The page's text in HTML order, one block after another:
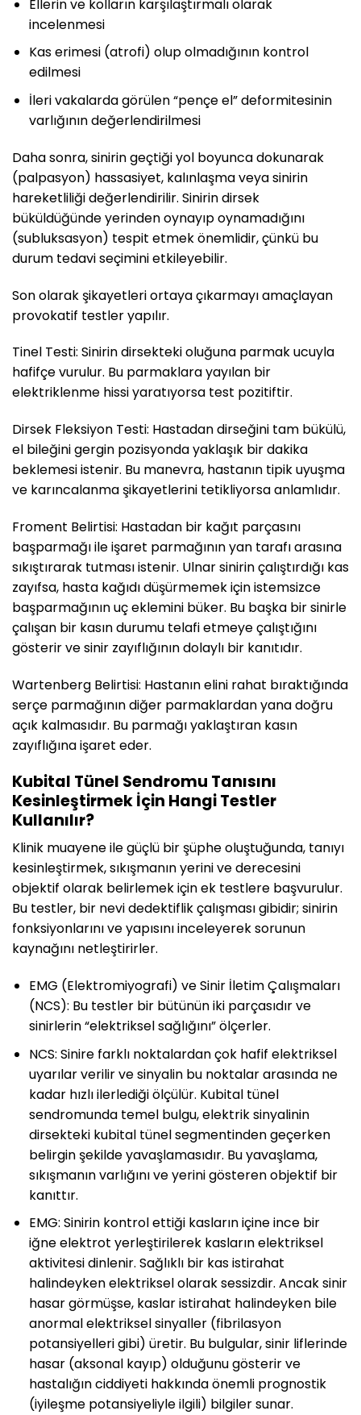
Ellerin ve kolların karşılaştırmalı olarak
incelenmesi
Kas erimesi (atrofi) olup olmadığının kontrol
edilmesi
İleri vakalarda görülen “pençe el” deformitesinin
varlığının değerlendirilmesi
Daha sonra, sinirin geçtiği yol boyunca dokunarak
(palpasyon) hassasiyet, kalınlaşma veya sinirin
hareketliliği değerlendirilir. Sinirin dirsek
büküldüğünde yerinden oynayıp oynamadığını
(subluksasyon) tespit etmek önemlidir, çünkü bu
durum tedavi seçimini etkileyebilir.
Son olarak şikayetleri ortaya çıkarmayı amaçlayan
provokatif testler yapılır.
Tinel Testi: Sinirin dirsekteki oluğuna parmak ucuyla
hafifçe vurulur. Bu parmaklara yayılan bir
elektriklenme hissi yaratıyorsa test pozitiftir.
Dirsek Fleksiyon Testi: Hastadan dirseğini tam bükülü,
el bileğini gergin pozisyonda yaklaşık bir dakika
beklemesi istenir. Bu manevra, hastanın tipik uyuşma
ve karıncalanma şikayetlerini tetikliyorsa anlamlıdır.
Froment Belirtisi: Hastadan bir kağıt parçasını
başparmağı ile işaret parmağının yan tarafı arasına
sıkıştırarak tutması istenir. Ulnar sinirin çalıştırdığı kas
zayıfsa, hasta kağıdı düşürmemek için istemsizce
başparmağının uç eklemini büker. Bu başka bir sinirle
çalışan bir kasın durumu telafi etmeye çalıştığını
gösterir ve sinir zayıflığının dolaylı bir kanıtıdır.
Wartenberg Belirtisi: Hastanın elini rahat bıraktığında
serçe parmağının diğer parmaklardan yana doğru
açık kalmasıdır. Bu parmağı yaklaştıran kasın
zayıflığına işaret eder.
Kubital Tünel Sendromu Tanısını
Kesinleştirmek İçin Hangi Testler
Kullanılır?
Klinik muayene ile güçlü bir şüphe oluştuğunda, tanıyı
kesinleştirmek, sıkışmanın yerini ve derecesini
objektif olarak belirlemek için ek testlere başvurulur.
Bu testler, bir nevi dedektiflik çalışması gibidir; sinirin
fonksiyonlarını ve yapısını inceleyerek sorunun
kaynağını netleştirirler.
EMG (Elektromiyografi) ve Sinir İletim Çalışmaları
(NCS): Bu testler bir bütünün iki parçasıdır ve
sinirlerin “elektriksel sağlığını” ölçerler.
NCS: Sinire farklı noktalardan çok hafif elektriksel
uyarılar verilir ve sinyalin bu noktalar arasında ne
kadar hızlı ilerlediği ölçülür. Kubital tünel
sendromunda temel bulgu, elektrik sinyalinin
dirsekteki kubital tünel segmentinden geçerken
belirgin şekilde yavaşlamasıdır. Bu yavaşlama,
sıkışmanın varlığını ve yerini gösteren objektif bir
kanıttır.
EMG: Sinirin kontrol ettiği kasların içine ince bir
iğne elektrot yerleştirilerek kasların elektriksel
aktivitesi dinlenir. Sağlıklı bir kas istirahat
halindeyken elektriksel olarak sessizdir. Ancak sinir
hasar görmüşse, kaslar istirahat halindeyken bile
anormal elektriksel sinyaller (fibrilasyon
potansiyelleri gibi) üretir. Bu bulgular, sinir liflerinde
hasar (aksonal kayıp) olduğunu gösterir ve
hastalığın ciddiyeti hakkında önemli prognostik
(iyileşme potansiyeliyle ilgili) bilgiler sunar.